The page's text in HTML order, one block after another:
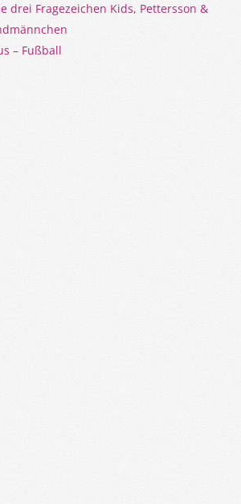
drei Fragezeichen Kids, Pettersson &
– Fußball